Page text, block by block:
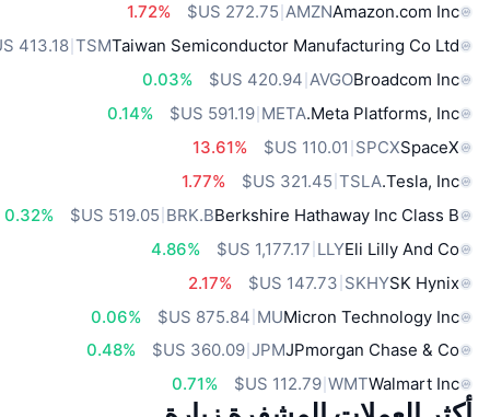
Amazon.com Inc
AMZN
1.72%
Taiwan Semiconductor Manufacturing Co Ltd
TSM
‏413.18 US$
Broadcom Inc
AVGO
0.03%
Meta Platforms, Inc.
META
‏591.19 US$
0.14%
SpaceX
SPCX
13.61%
Tesla, Inc.
TSLA
1.77%
Berkshire Hathaway Inc Class B
BRK.B
0.32%
Eli Lilly And Co
LLY
4.86%
SK Hynix
SKHY
2.17%
Micron Technology Inc
MU
0.06%
JPmorgan Chase & Co
JPM
‏360.09 US$
0.48%
Walmart Inc
WMT
‏112.79 US$
0.71%